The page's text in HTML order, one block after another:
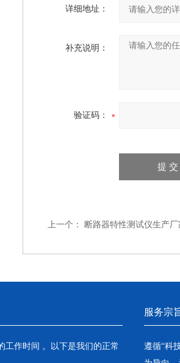
详细地址：
补充说明：
验证码：
上一个： 断路器特性测试仪生产厂
工作时间 。以下是我们的正常
服务宗
遵循“科